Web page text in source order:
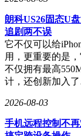
朗科US26固态U
追剧两不误
它不仅可以给
用，更重要的是
不仅拥有最高
计，还创新加入
2026-08-03
手机远程控制不